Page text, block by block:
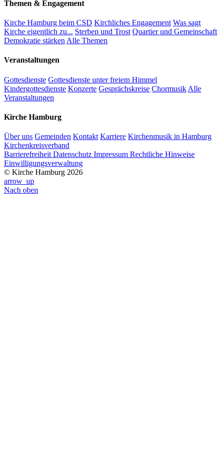
Themen & Engagement
Kirche Hamburg beim CSD Kirchliches Engagement Was sagt
Kirche eigentlich zu... Sterben und Trost Quartier und Gemeinschaft
Demokratie stärken Alle Themen
Veranstaltungen
Gottesdienste Gottesdienste unter freiem Himmel
Kindergottesdienste Konzerte Gesprächskreise Chormusik Alle
Veranstaltungen
Kirche Hamburg
Über uns Gemeinden Kontakt Karriere Kirchenmusik in Hamburg
Kirchenkreisverband
Barrierefreiheit Datenschutz Impressum Rechtliche Hinweise
Einwilligungsverwaltung
© Kirche Hamburg 2026
arrow_up
Nach oben